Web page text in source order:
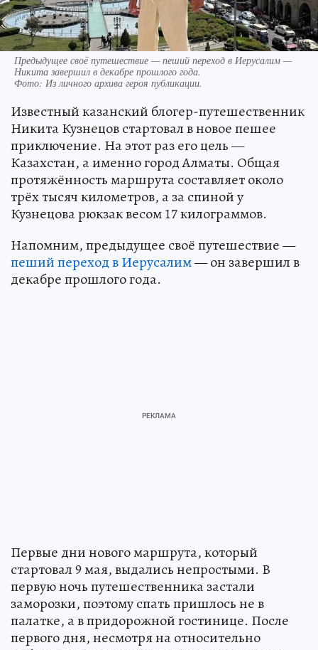
Предыдущее своё путешествие — пеший переход в Иерусалим —
Никита завершил в декабре прошлого года.
Фото: Из личного архива героя публикации.
Известный казанский блогер-путешественник
Никита Кузнецов стартовал в новое пешее
приключение. На этот раз его цель —
Казахстан, а именно город Алматы. Общая
протяжённость маршрута составляет около
трёх тысяч километров, а за спиной у
Кузнецова рюкзак весом 17 килограммов.
Напомним, предыдущее своё путешествие —
пеший переход в Иерусалим— он завершил в
декабре прошлого года.
Первые дни нового маршрута, который
стартовал 9 мая, выдались непростыми. В
первую ночь путешественника застали
заморозки, поэтому спать пришлось не в
палатке, а в придорожной гостинице. После
первого дня, несмотря на относительно